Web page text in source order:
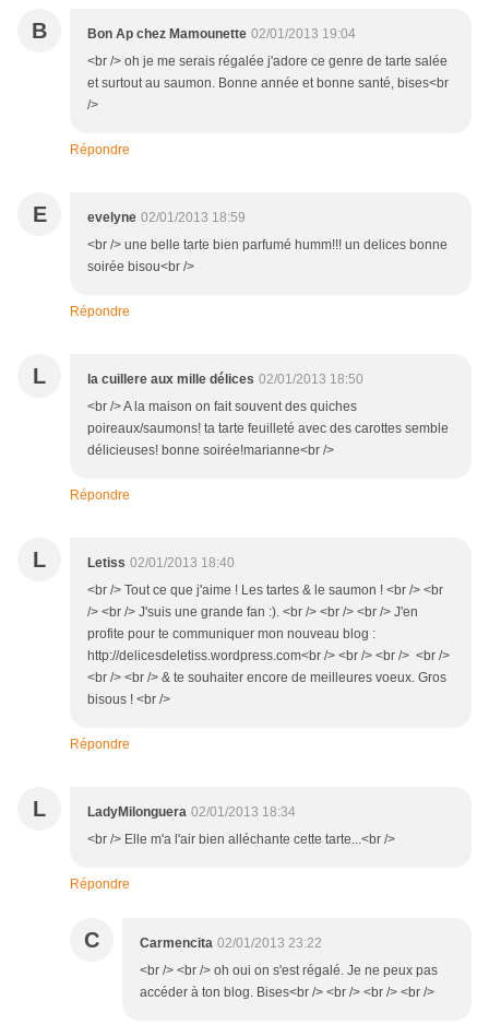
B Bon Ap chez Mamounette 02/01/2013 19:04
<br /> oh je me serais régalée j'adore ce genre de tarte salée
et surtout au saumon. Bonne année et bonne santé, bises<br
/>
Répondre
E evelyne 02/01/2013 18:59
<br /> une belle tarte bien parfumé humm!!! un delices bonne
soirée bisou<br />
Répondre
L la cuillere aux mille délices 02/01/2013 18:50
<br /> A la maison on fait souvent des quiches
poireaux/saumons! ta tarte feuilleté avec des carottes semble
délicieuses! bonne soirée!marianne<br />
Répondre
L Letiss 02/01/2013 18:40
<br /> Tout ce que j'aime ! Les tartes & le saumon ! <br /> <br
/> <br /> J'suis une grande fan :). <br /> <br /> <br /> J'en
profite pour te communiquer mon nouveau blog :
http://delicesdeletiss.wordpress.com<br /> <br /> <br /> <br />
<br /> <br /> & te souhaiter encore de meilleures voeux. Gros
bisous ! <br />
Répondre
L LadyMilonguera 02/01/2013 18:34
<br /> Elle m'a l'air bien alléchante cette tarte...<br />
Répondre
C Carmencita 02/01/2013 23:22
<br /> <br /> oh oui on s'est régalé. Je ne peux pas
accéder à ton blog. Bises<br /> <br /> <br /> <br />